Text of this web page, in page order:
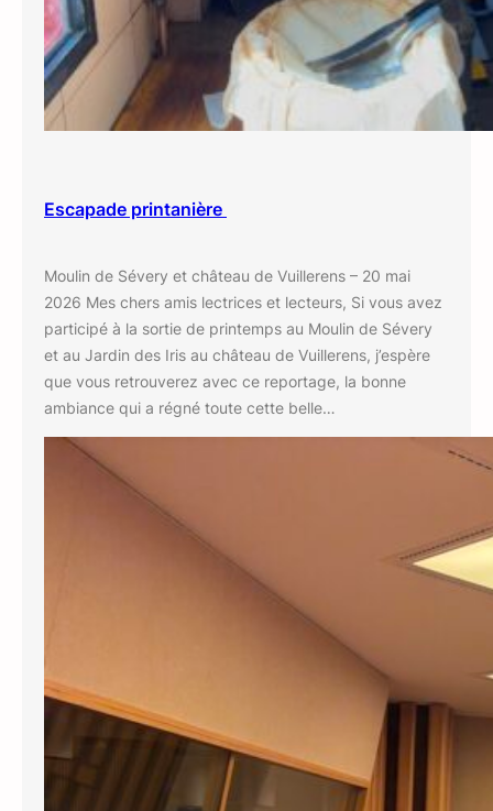
Escapade printanière
Moulin de Sévery et château de Vuillerens – 20 mai
2026 Mes chers amis lectrices et lecteurs, Si vous avez
participé à la sortie de printemps au Moulin de Sévery
et au Jardin des Iris au château de Vuillerens, j’espère
que vous retrouverez avec ce reportage, la bonne
ambiance qui a régné toute cette belle…